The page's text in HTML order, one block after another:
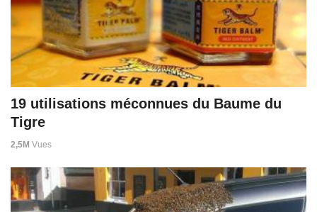
19 utilisations méconnues du Baume du
Tigre
2,5M Vues